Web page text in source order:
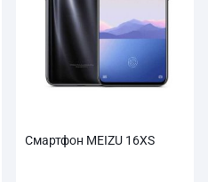
Смартфон MEIZU 16XS